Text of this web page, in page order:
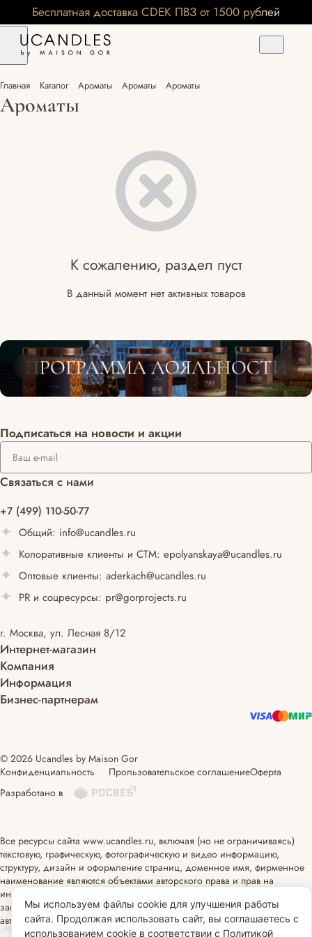
Бесплатная доставка CDEK ПВЗ от 1500 рублей
Главная Каталог Ароматы Ароматы Ароматы
Ароматы
К сожалению, раздел пуст
В данный момент нет активных товаров
Подписаться на новости и акции
Связаться с нами
+7 (499) 110-50-77
Общий: info@ucandles.ru
Копоративные клиенты и СТМ: epolyanskaya@ucandles.ru
Оптовые клиенты: aderkach@ucandles.ru
PR и соцресурсы: pr@gorprojects.ru
г. Москва, ул. Лесная 8/12
Интернет-магазин
Компания
Информация
Бизнес-партнерам
© 2026 Ucandles by Maison Gor
Конфиденциальность
Прользовательское соглашениеОферта
Разработано в
Все ресурсы сайта www.ucandles.ru, включая (но не ограничиваясь)
текстовую, графическую, фотографическую и видео информацию,
структуру, дизайн и оформление страниц, доменное имя, фирменное
наименование являются объектами авторского права и прав на
интеллектуальную собственность, защищены российским
законодательством и международными соглашениями об охране
авторских прав.Читать далее
Мы используем файлы cookie для улучшения работы
сайта. Продолжая использовать сайт, вы соглашаетесь с
использованием cookie в соответствии с Политикой